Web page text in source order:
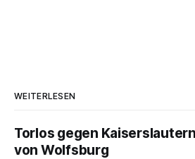
WEITERLESEN
Torlos gegen
von Wolfsburg